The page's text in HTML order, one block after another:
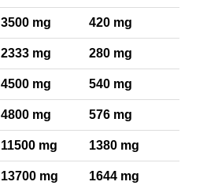
3500 mg 420 mg
2333 mg 280 mg
4500 mg 540 mg
4800 mg 576 mg
11500 mg 1380 mg
13700 mg 1644 mg